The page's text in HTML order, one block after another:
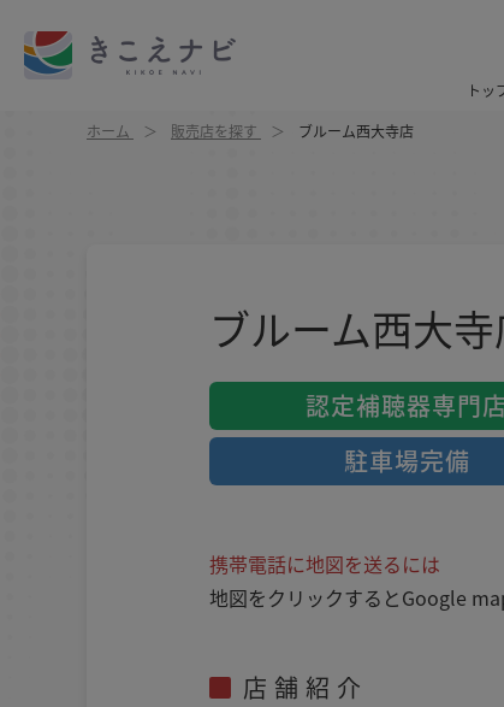
トッ
ホーム 販売店を探す ブルーム西大寺店
ブルーム西大
認定補聴器専門店
駐車場完備
携帯電話に地図を送るには
地図をクリックするとGoogle
店舗紹介